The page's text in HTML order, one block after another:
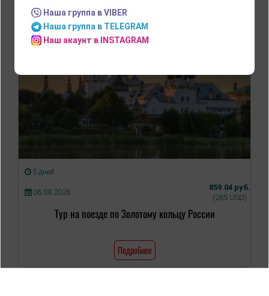
5 дней
06.08.2026
859.04 руб.
(285 USD)
Тур на поезде по Золотому кольцу России
Подробнее
Наша группа в VIBER
Наша группа в TELEGRAM
Наш акаунт в INSTAGRAM